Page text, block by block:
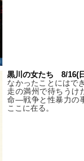
黒川の女たち 8/16(
なかったことには
走の満州で待ちうけ
命―戦争と性暴力の
ここに在る。